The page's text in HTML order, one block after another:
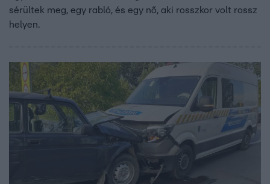
sérültek meg, egy rabló, és egy nő, aki rosszkor volt rossz
helyen.